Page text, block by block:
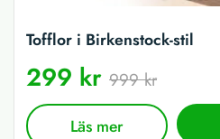
Tofflor i Birkenstock-stil
299 kr 999 kr
Läs mer